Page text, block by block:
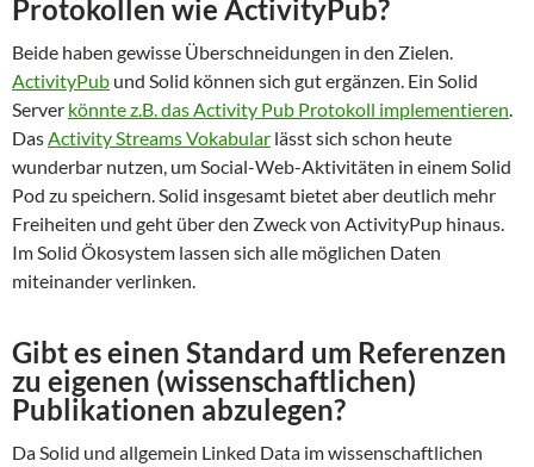
Protokollen wie ActivityPub?
Beide haben gewisse Überschneidungen in den Zielen.
ActivityPub und Solid können sich gut ergänzen. Ein Solid
Server könnte z.B. das Activity Pub Protokoll implementieren
Das Activity Streams Vokabular lässt sich schon heute
wunderbar nutzen, um Social-Web-Aktivitäten in einem Solid
Pod zu speichern. Solid insgesamt bietet aber deutlich mehr
Freiheiten und geht über den Zweck von ActivityPup hinaus.
Im Solid Ökosystem lassen sich alle möglichen Daten
miteinander verlinken.
Gibt es einen Standard um Referenzen
zu eigenen (wissenschaftlichen)
Publikationen abzulegen?
Da Solid und allgemein Linked Data im wissenschaftlichen